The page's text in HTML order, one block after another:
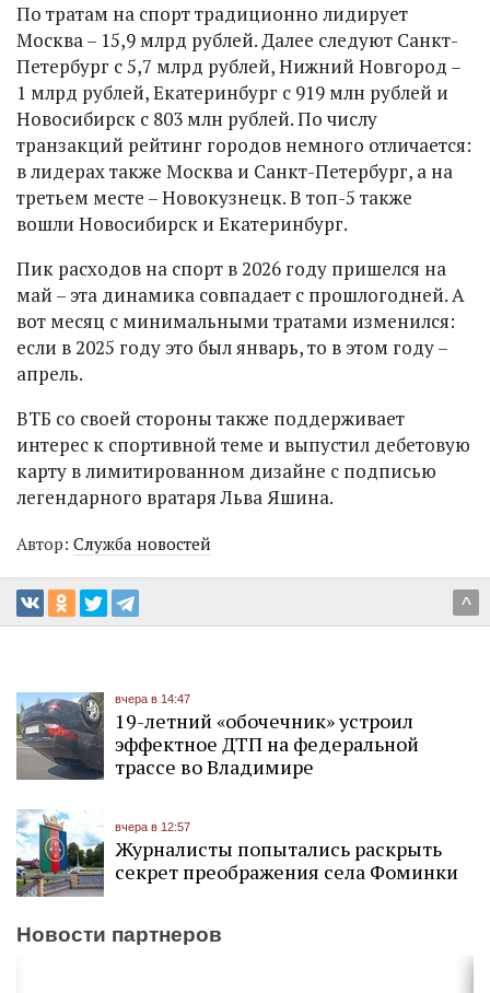
По тратам на спорт традиционно лидирует
Москва – 15,9 млрд рублей. Далее следуют Санкт-
Петербург с 5,7 млрд рублей, Нижний Новгород –
1 млрд рублей, Екатеринбург с 919 млн рублей и
Новосибирск с 803 млн рублей. По числу
транзакций рейтинг городов немного отличается:
в лидерах также Москва и Санкт-Петербург, а на
третьем месте – Новокузнецк. В топ-5 также
вошли Новосибирск и Екатеринбург.
Пик расходов на спорт в 2026 году пришелся на
май – эта динамика совпадает с прошлогодней. А
вот месяц с минимальными тратами изменился:
если в 2025 году это был январь, то в этом году –
апрель.
ВТБ со своей стороны также поддерживает
интерес к спортивной теме и выпустил дебетовую
карту в лимитированном дизайне с подписью
легендарного вратаря Льва Яшина.
Автор: Служба новостей
^
вчера в 14:47
19-летний «обочечник» устроил
эффектное ДТП на федеральной
трассе во Владимире
вчера в 12:57
Журналисты попытались раскрыть
секрет преображения села Фоминки
Новости партнеров